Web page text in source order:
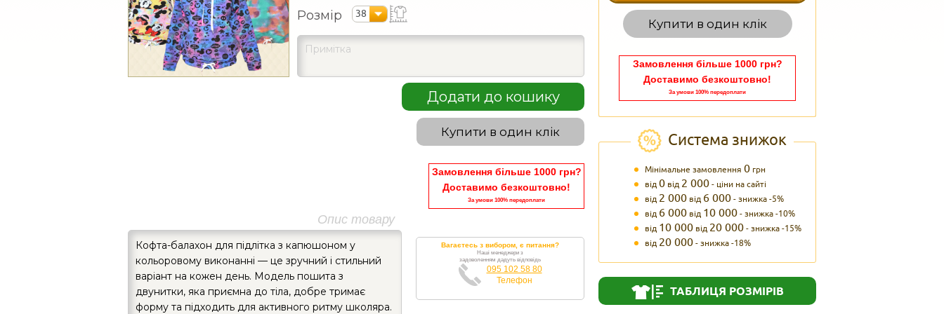
Купити в один клік
Замовлення більше 1000 грн?
Доставимо безкоштовно!
За умови 100% передоплати
Система знижок
Мінімальне замовлення 0 грн
від0 від 2 000- ціни на сайті
від 2 000 від 6 000- знижка -5%
від 6 000 від 10 000- знижка -10%
від 10 000 від 20 000- знижка -15%
від 20 000- знижка -18%
ТАБЛИЦЯ РОЗМІРІВ
Розмір
38
Додати до кошику
Купити в один клік
Замовлення більше 1000 грн?
Доставимо безкоштовно!
За умови 100% передоплати
Опис товару
Кофта-балахон для підлітка з капюшоном у
кольоровому виконанні — це зручний і стильний
варіант на кожен день. Модель пошита з
двунитки, яка приємна до тіла, добре тримає
форму та підходить для активного ритму школяра.
Вагаєтесь з вибором, є питання?
Наші менеджери з
задоволенням дадуть відповідь
095 102 58 80
Телефон